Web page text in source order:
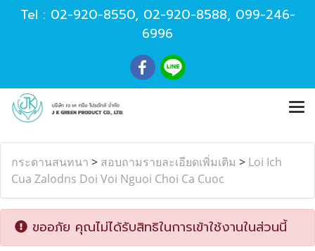
Tel : 02-920-8550, 02-920-8588, 099-246-
6996
กระดานสนทนา > สอบถามรายละเอียดเพิ่มเติม > Loi Ich
Cua Zalodns Doi Voi Nguoi Choi Ca Cuoc
ขออภัย คุณไม่ได้รับสิทธิในการเข้าใช้งานในส่วนนี้